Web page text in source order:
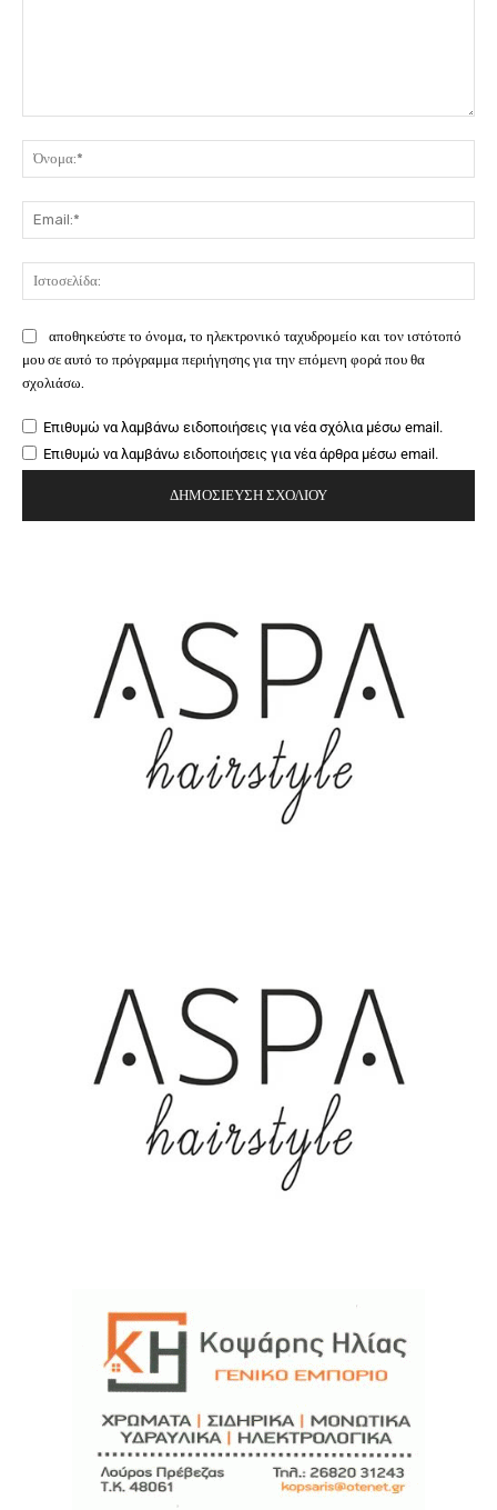
αποθηκεύστε το όνομα, το ηλεκτρονικό ταχυδρομείο και τον ιστότοπό
μου σε αυτό το πρόγραμμα περιήγησης για την επόμενη φορά που θα
σχολιάσω.
Επιθυμώ να λαμβάνω ειδοποιήσεις για νέα σχόλια μέσω email.
Επιθυμώ να λαμβάνω ειδοποιήσεις για νέα άρθρα μέσω email.